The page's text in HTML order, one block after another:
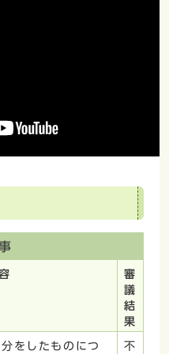
審
議
結
果
をしたものにつ 不